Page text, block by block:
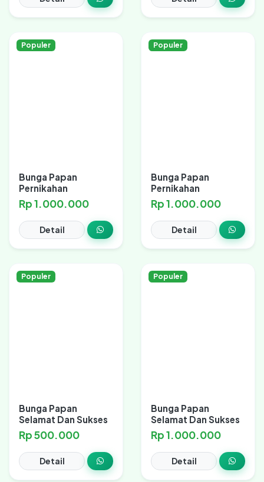
Populer
Bunga Papan
Pernikahan
Rp 1.000.000
Detail
Populer
Bunga Papan
Pernikahan
Rp 1.000.000
Detail
Populer
Bunga Papan
Selamat Dan Sukses
Rp 500.000
Detail
Populer
Bunga Papan
Selamat Dan Sukses
Rp 1.000.000
Detail